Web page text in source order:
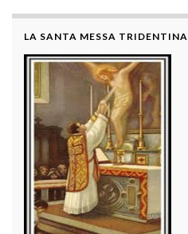
LA SANTA MESSA TRIDENTINA